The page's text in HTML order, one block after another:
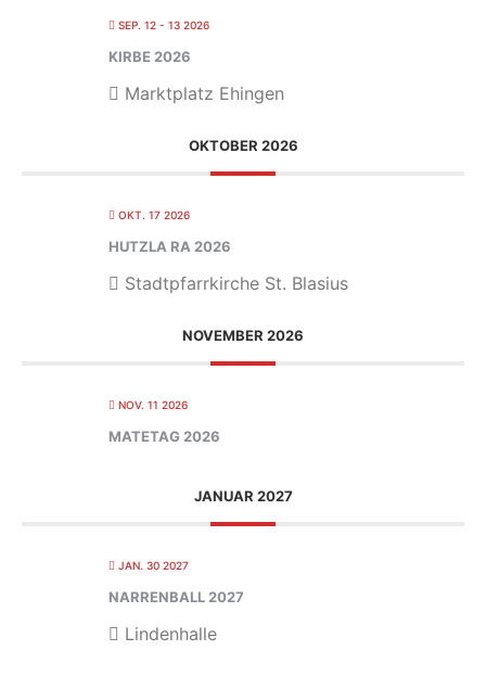
SEP. 12 - 13 2026
KIRBE 2026
Marktplatz Ehingen
OKTOBER 2026
OKT. 17 2026
HUTZLA RA 2026
Stadtpfarrkirche St. Blasius
NOVEMBER 2026
NOV. 11 2026
MATETAG 2026
JANUAR 2027
JAN. 30 2027
NARRENBALL 2027
Lindenhalle